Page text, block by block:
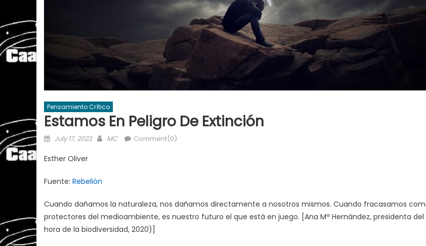
Pensamiento Crítico
Estamos En Peligro De Extinción
Posted
July 17, 2023 Author
MC Comment(0)
Esther Oliver
Fuente: Rebelión
Cuando dañamos la naturaleza, nos dañamos directamente a nosotros mismos. Cuando fracasamos
protectores del medioambiente, es nuestro futuro el que está en juego. [Ana Mª Hernández, presidenta del
hora de la biodiversidad, 2020)]